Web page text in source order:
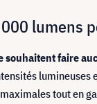
lumens
faire
tout en